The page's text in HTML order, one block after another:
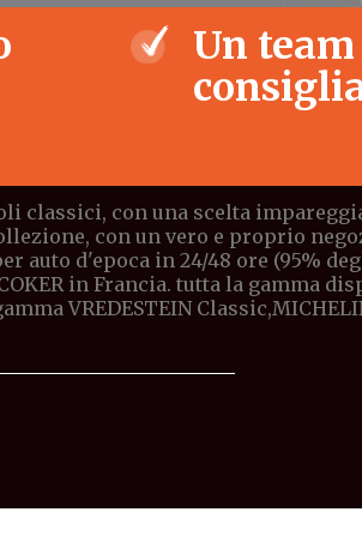
Un
classici, con una scelta
con un vero e proprio
d'epoca in 24/48 ore (95%
in Francia. tutta la gamma
VREDESTEIN